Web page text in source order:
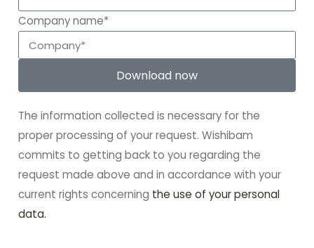
Company name*
Download now
The information collected is necessary for the
proper processing of your request. Wishibam
commits to getting back to you regarding the
request made above and in accordance with your
current rights concerning the use of your personal
data.